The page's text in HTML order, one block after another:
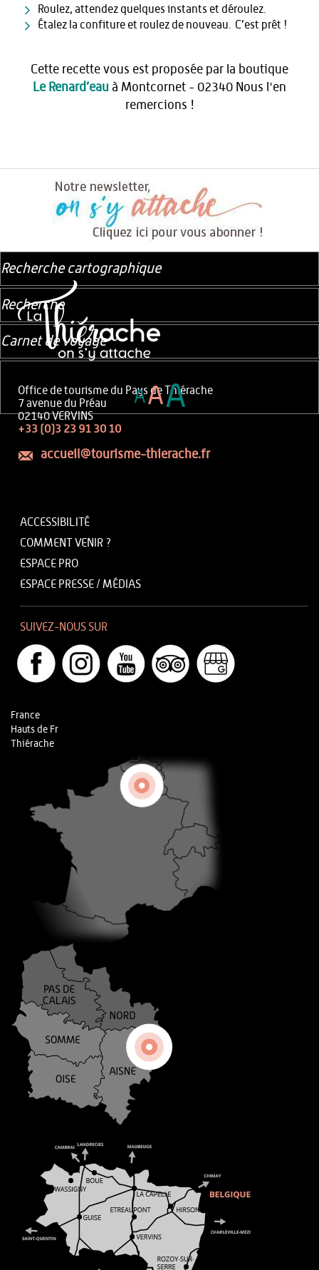
Roulez, attendez quelques instants et déroulez.
Étalez la confiture et roulez de nouveau. C’est prêt !
Cette recette vous est proposée par la boutique
Le Renard’eau à Montcornet - 02340 Nous l'en
remercions !
Office de tourisme du Pays de Thiérache
7 avenue du Préau
02140 VERVINS
+33 (0)3 23 91 30 10
accueil@tourisme-thierache.fr
ACCESSIBILITÉ
COMMENT VENIR ?
ESPACE PRO
ESPACE PRESSE / MÉDIAS
SUIVEZ-NOUS SUR
France
Hauts de Fr
Thiérache
Recherche cartographique
Recherche
Carnet de voyage
AAA